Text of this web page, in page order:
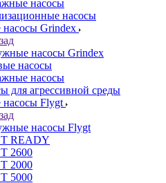
насосы
насосы
Grindex
насосы Grindex
насосы
насосы
для агрессивной среды
Flygt
насосы Flygt
READY
2600
2000
5000